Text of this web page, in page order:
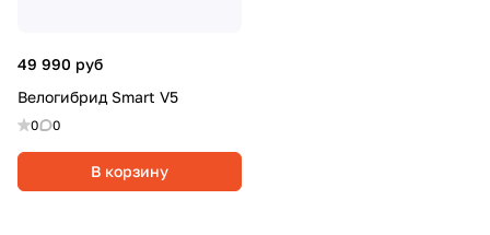
49 990 руб
Велогибрид Smart V5
0 0
В корзину